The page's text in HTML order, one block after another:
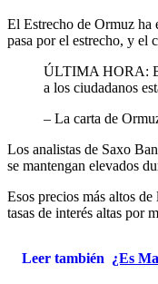
El Estrecho de Ormuz ha
pasa por el estrecho, y el
ÚLTIMA HORA: El
a los ciudadanos
– La carta de
Los analistas de Saxo
se mantengan elevados
Esos precios más altos
tasas de interés altas por
Leer también ¿Es